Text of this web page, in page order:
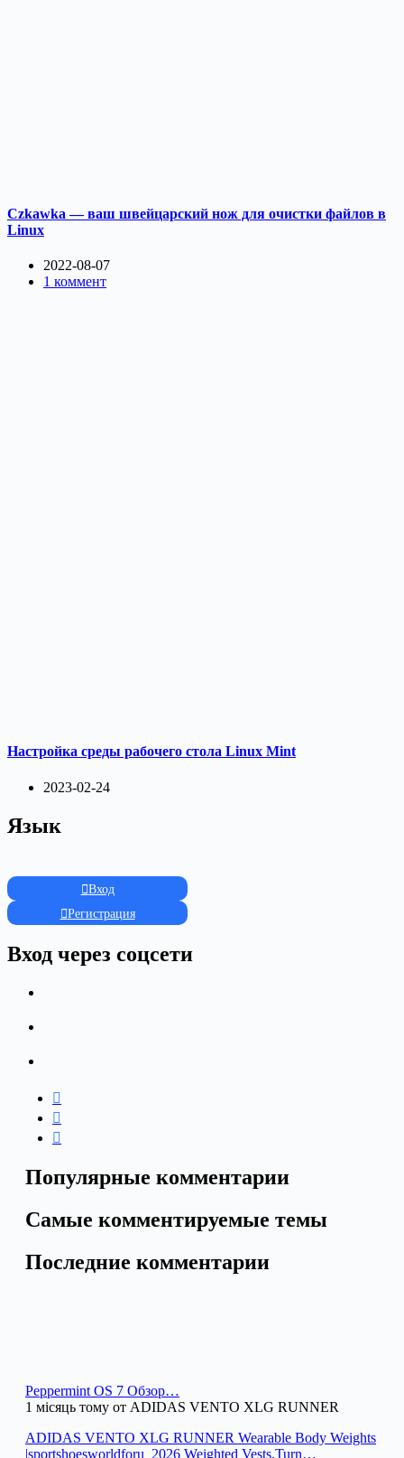
Czkawka — ваш швейцарский нож для очистки файлов в
Linux
2022-08-07
1 коммент
Настройка среды рабочего стола Linux Mint
2023-02-24
Язык
Вход
Регистрация
Вход через соцсети
Популярные комментарии
Самые комментируемые темы
Последние комментарии
Peppermint OS 7 Обзор…
1 місяць тому от ADIDAS VENTO XLG RUNNER
ADIDAS VENTO XLG RUNNER Wearable Body Weights
|sportshoesworldforu_2026 Weighted Vests,Turn…